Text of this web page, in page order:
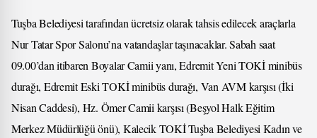
Tuşba Belediyesi tarafından ücretsiz olarak tahsis edilecek araçlarla
Nur Tatar Spor Salonu’na vatandaşlar taşınacaklar. Sabah saat
09.00’dan itibaren Boyalar Camii yanı, Edremit Yeni TOKİ minibüs
durağı, Edremit Eski TOKİ minibüs durağı, Van AVM karşısı (İki
Nisan Caddesi), Hz. Ömer Camii karşısı (Beşyol Halk Eğitim
Merkez Müdürlüğü önü), Kalecik TOKİ Tuşba Belediyesi Kadın ve